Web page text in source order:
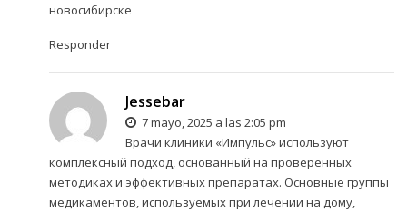
новосибирске
Responder
Jessebar
7 mayo, 2025 a las 2:05 pm
Врачи клиники «Импульс» используют
комплексный подход, основанный на проверенных
методиках и эффективных препаратах. Основные группы
медикаментов, используемых при лечении на дому,